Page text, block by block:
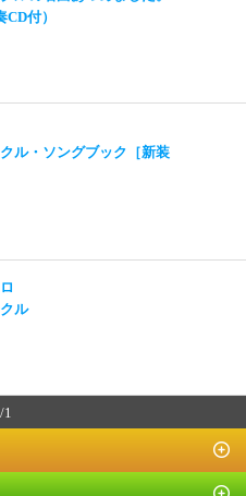
付）
ル・ソングブック［新装
ル
1